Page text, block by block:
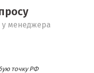
у менеджера
точку РФ